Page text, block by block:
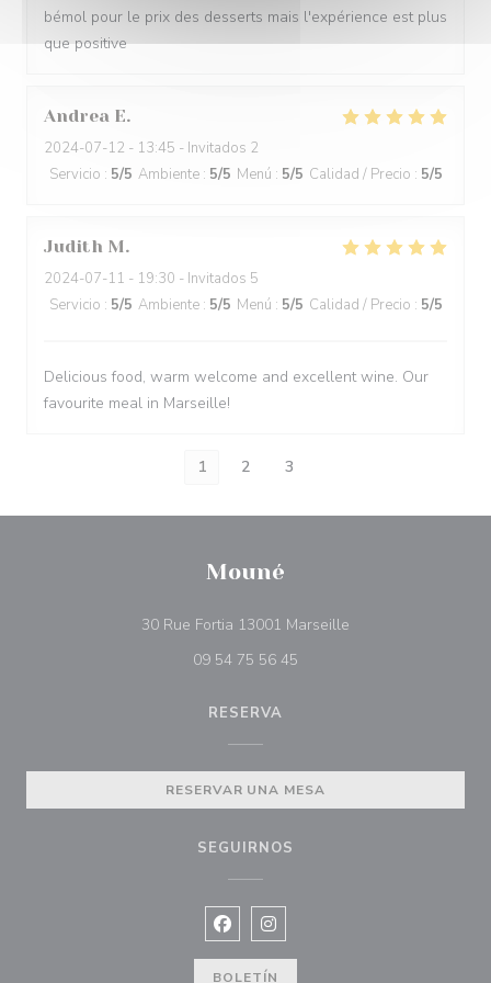
bémol pour le prix des desserts mais l'expérience est plus
que positive
Andrea E
2024-07-12 - 13:45 - Invitados 2
Servicio : 5/5 Ambiente : 5/5 Menú : 5/5 Calidad / Precio : 5/5
Judith M
2024-07-11 - 19:30 - Invitados 5
Servicio : 5/5 Ambiente : 5/5 Menú : 5/5 Calidad / Precio : 5/5
Delicious food, warm welcome and excellent wine. Our
favourite meal in Marseille!
1 2 3
Mouné
30 Rue Fortia 13001 Marseille
09 54 75 56 45
RESERVA
RESERVAR UNA MESA
SEGUIRNOS
Facebook ((abre en una nueva
Instagram ((abre en una
BOLETÍN